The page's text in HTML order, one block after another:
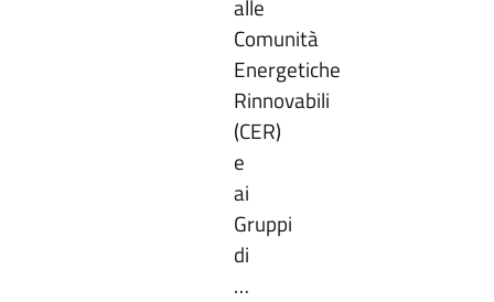
alle
Comunità
Energetiche
Rinnovabili
(CER)
e
ai
Gruppi
di
…